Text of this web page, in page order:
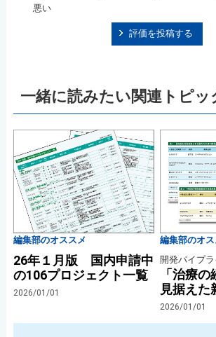
悪い
評価を投稿する
一緒に読みたい関連トピッ
編集部のオススメ
26年１月版 国内申請中
の106プロジェクト一覧
2026/01/01
編集部のオス
開発パイプ
「治療
見据えた
2026/01/01